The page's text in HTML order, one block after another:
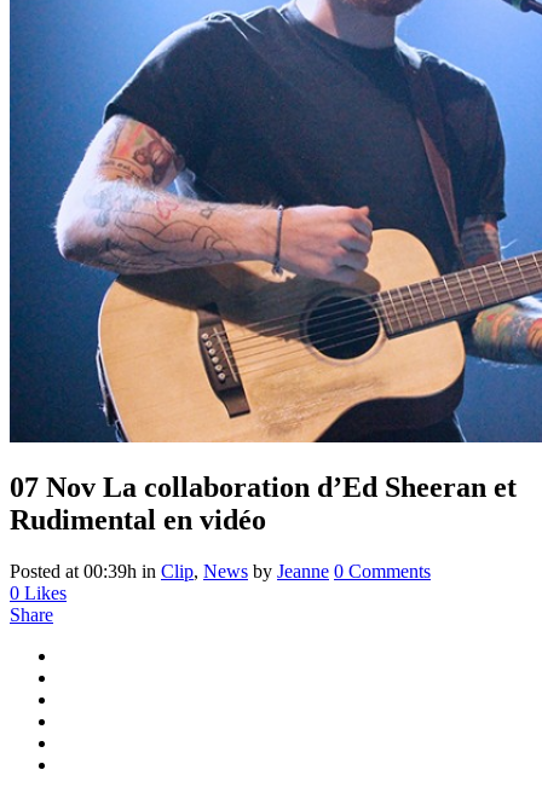
07 Nov La collaboration d’Ed Sheeran et
Rudimental en vidéo
Posted at 00:39h in Clip, News by Jeanne 0 Comments
0 Likes
Share